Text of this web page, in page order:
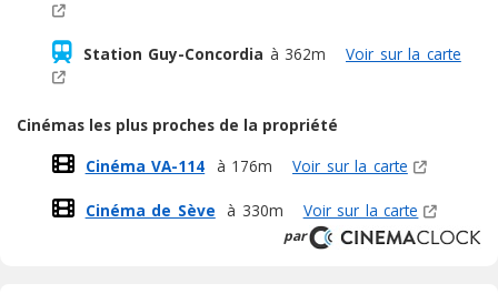
Station Guy-Concordia à 362m Voir sur la carte
Cinémas les plus proches de la propriété
Cinéma VA-114 à 176m Voir sur la carte
Cinéma de Sève à 330m Voir sur la carte
par